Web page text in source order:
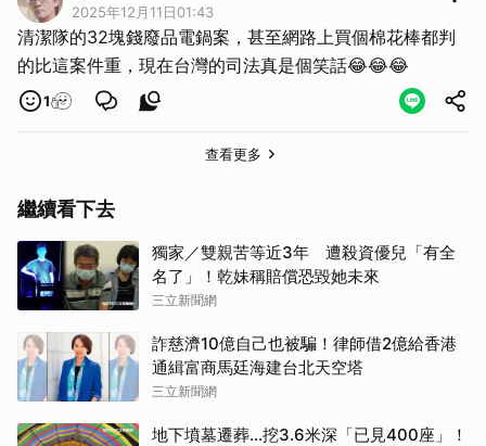
2025年12月11日01:43
清潔隊的32塊錢廢品電鍋案，甚至網路上買個棉花棒都判
的比這案件重，現在台灣的司法真是個笑話😂😂😂
1
查看更多
繼續看下去
獨家／雙親苦等近3年 遭殺資優兒「有全
名了」！乾妹稱賠償恐毀她未來
三立新聞網
詐慈濟10億自己也被騙！律師借2億給香港
通緝富商馬廷海建台北天空塔
三立新聞網
地下墳墓遷葬…挖3.6米深「已見400座」！